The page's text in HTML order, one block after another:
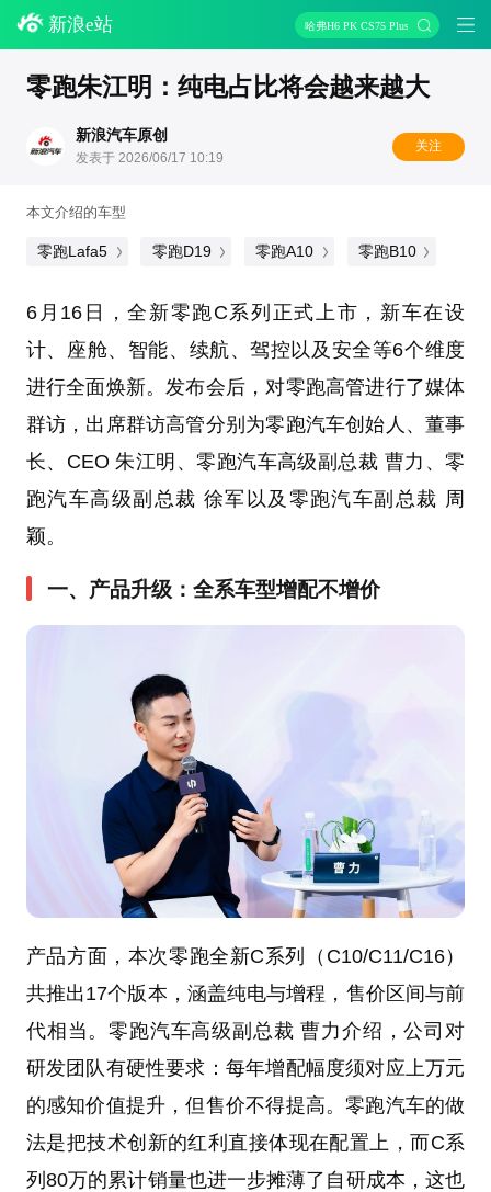
新浪e站 哈弗H6 PK CS75 Plus
零跑朱江明：纯电占比将会越来越大
新浪汽车原创
发表于 2026/06/17 10:19
关注
本文介绍的车型
零跑Lafa5 零跑D19 零跑A10 零跑B10
6月16日，全新零跑C系列正式上市，新车在设
计、座舱、智能、续航、驾控以及安全等6个维度
进行全面焕新。发布会后，对零跑高管进行了媒体
群访，出席群访高管分别为零跑汽车创始人、董事
长、CEO 朱江明、零跑汽车高级副总裁 曹力、零
跑汽车高级副总裁 徐军以及零跑汽车副总裁 周
颖。
一、产品升级：全系车型增配不增价
产品方面，本次零跑全新C系列（C10/C11/C16）
共推出17个版本，涵盖纯电与增程，售价区间与前
代相当。零跑汽车高级副总裁 曹力介绍，公司对
研发团队有硬性要求：每年增配幅度须对应上万元
的感知价值提升，但售价不得提高。零跑汽车的做
法是把技术创新的红利直接体现在配置上，而C系
列80万的累计销量也进一步摊薄了自研成本，这也